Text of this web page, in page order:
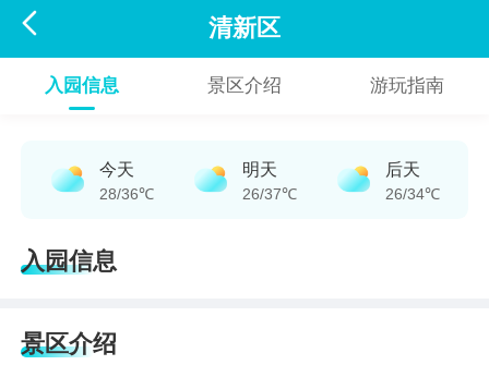
 清新区
入园信息 景区介绍 游玩指南
今天
28/36℃
明天
26/37℃
后天
26/34℃
入园信息
景区介绍